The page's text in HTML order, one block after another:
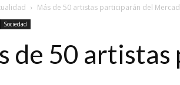
Más de 50 artistas participarán del
Sociedad
de 50